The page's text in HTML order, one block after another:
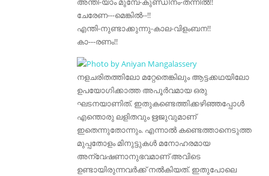
ചേരേണ---മെങ്കില്‍--!!
എന്തി-നുണ്ടാക്കുന്നു-കാല-വിളംബന!!
കാ---രണം!!
നളചരിതത്തിലോ മറ്റേതെങ്കിലും ആട്ടക്കഥയിലോ
ഉപയോഗിക്കാത്ത അപൂര്‍വമായ ഒരു
ഘടനയാണിത്. ഇതുകണ്ടെത്തിക്കഴിഞ്ഞപ്പോള്‍
എന്തൊരു ലളിതവും ഋജുവുമാണ്‌
ഇതെന്നുതോന്നും. എന്നാല്‍ കണ്ടെത്താനെടുത്ത
മുപ്പതോളം മിനുട്ടുകള്‍ മനോഹരമായ
അന്വേഷണാനുഭവമാണ്‌ അവിടെ
ഉണ്ടായിരുന്നവര്‍ക്ക് നല്‍കിയത്. ഇതുപോലെ